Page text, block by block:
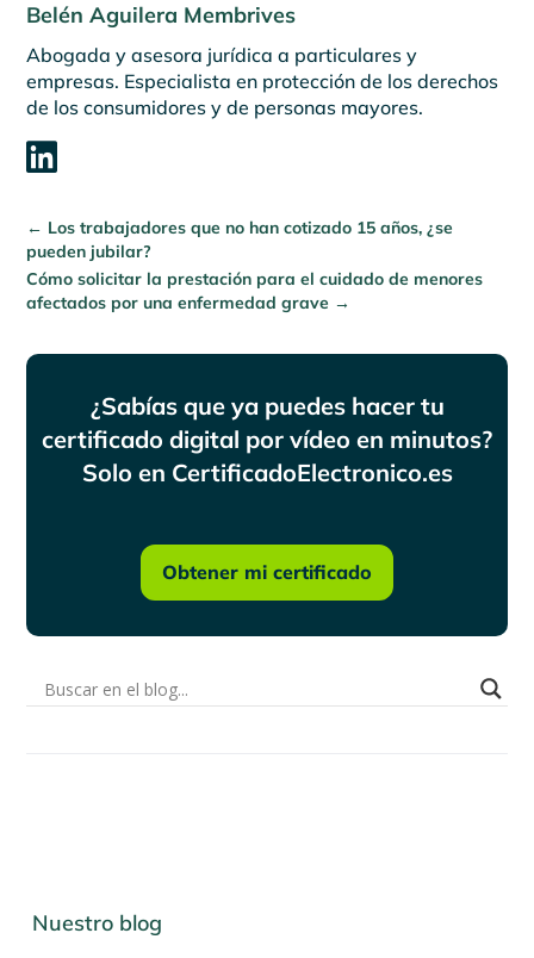
Belén Aguilera Membrives
Abogada y asesora jurídica a particulares y
empresas. Especialista en protección de los derechos
de los consumidores y de personas mayores.

← Los trabajadores que no han cotizado 15 años, ¿se
pueden jubilar?
Cómo solicitar la prestación para el cuidado de menores
afectados por una enfermedad grave →
¿Sabías que ya puedes hacer tu
certificado digital por vídeo en minutos?
Solo en CertificadoElectronico.es
Obtener mi certificado
Nuestro blog